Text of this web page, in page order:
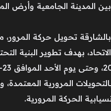
تحويل حركة
بهدف تطوير البنية
المرورية المعتمدة،
الحركة المرورية.